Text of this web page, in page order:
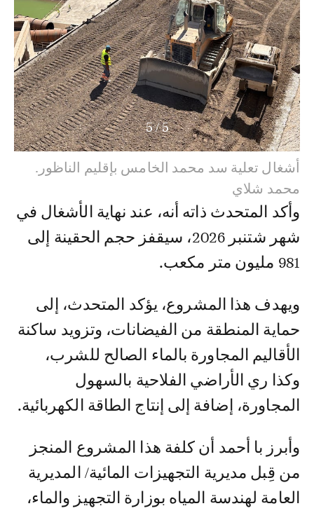
1
/
5
أشغال تعلية سد محمد الخامس بإقليم الناظور.
محمد شلاي
وأكد المتحدث ذاته أنه، عند نهاية الأشغال في
شهر شتنبر 2026، سيقفز حجم الحقينة إلى
981 مليون متر مكعب.
ويهدف هذا المشروع، يؤكد المتحدث، إلى
حماية المنطقة من الفيضانات، وتزويد ساكنة
الأقاليم المجاورة بالماء الصالح للشرب،
وكذا ري الأراضي الفلاحية بالسهول
المجاورة، إضافة إلى إنتاج الطاقة الكهربائية.
وأبرز با أحمد أن كلفة هذا المشروع المنجز
من قِبل مديرية التجهيزات المائية/ المديرية
العامة لهندسة المياه بوزارة التجهيز والماء،